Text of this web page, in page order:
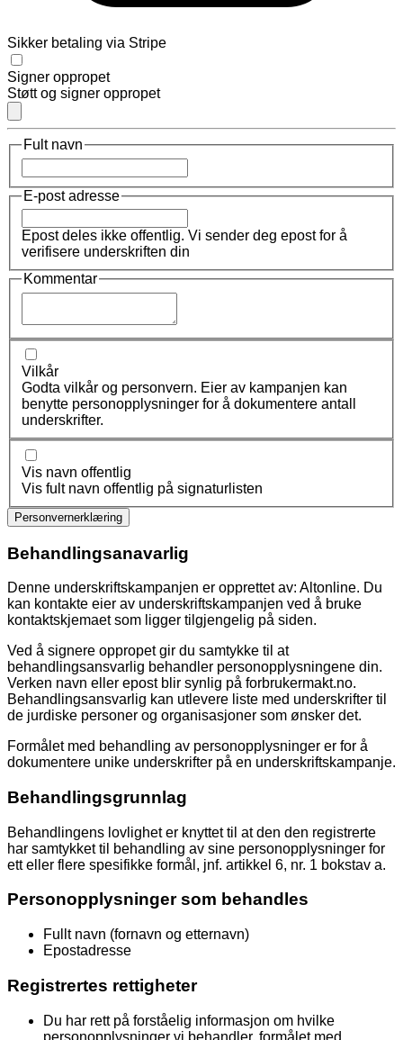
Sikker betaling via Stripe
Signer oppropet
Støtt og signer oppropet
Fult navn
E-post adresse
Epost deles ikke offentlig. Vi sender deg epost for å
verifisere underskriften din
Kommentar
Vilkår
Godta vilkår og personvern. Eier av kampanjen kan
benytte personopplysninger for å dokumentere antall
underskrifter.
Vis navn offentlig
Vis fult navn offentlig på signaturlisten
Personvernerklæring
Behandlingsanavarlig
Denne underskriftskampanjen er opprettet av: Altonline. Du
kan kontakte eier av underskriftskampanjen ved å bruke
kontaktskjemaet som ligger tilgjengelig på siden.
Ved å signere oppropet gir du samtykke til at
behandlingsansvarlig behandler personopplysningene din.
Verken navn eller epost blir synlig på forbrukermakt.no.
Behandlingsansvarlig kan utlevere liste med underskrifter til
de jurdiske personer og organisasjoner som ønsker det.
Formålet med behandling av personopplysninger er for å
dokumentere unike underskrifter på en underskriftskampanje.
Behandlingsgrunnlag
Behandlingens lovlighet er knyttet til at den den registrerte
har samtykket til behandling av sine personopplysninger for
ett eller flere spesifikke formål, jnf. artikkel 6, nr. 1 bokstav a.
Personopplysninger som behandles
Fullt navn (fornavn og etternavn)
Epostadresse
Registrertes rettigheter
Du har rett på forståelig informasjon om hvilke
personopplysninger vi behandler, formålet med